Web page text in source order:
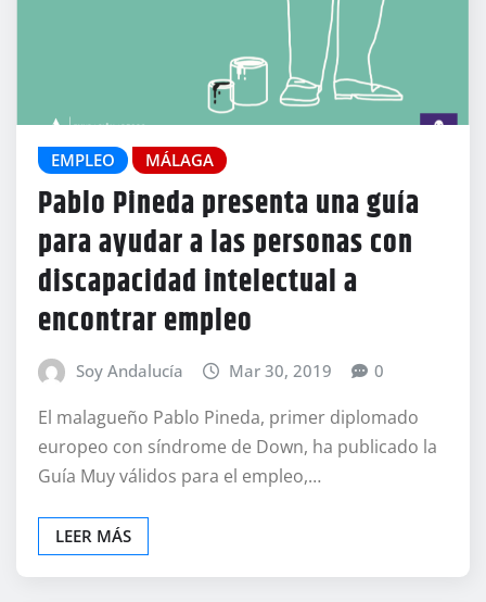
EMPLEO MÁLAGA
Pablo Pineda presenta una guía
para ayudar a las personas con
discapacidad intelectual a
encontrar empleo
Soy Andalucía Mar 30, 2019 0
El malagueño Pablo Pineda, primer diplomado
europeo con síndrome de Down, ha publicado la
Guía Muy válidos para el empleo,…
LEER MÁS